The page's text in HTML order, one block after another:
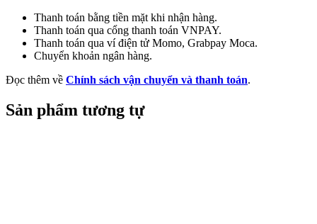
Thanh toán bằng tiền mặt khi nhận hàng.
Thanh toán qua cổng thanh toán VNPAY.
Thanh toán qua ví điện tử Momo, Grabpay Moca.
Chuyển khoản ngân hàng.
Đọc thêm về Chính sách vận chuyển và thanh toán.
Sản phẩm tương tự